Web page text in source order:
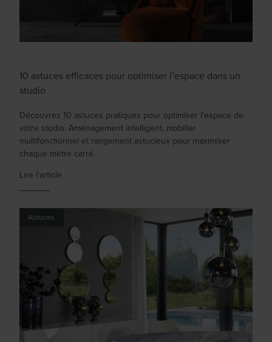
10 astuces efficaces pour optimiser l’espace dans un
studio
Découvrez 10 astuces pratiques pour optimiser l'espace de
votre studio. Aménagement intelligent, mobilier
multifonctionnel et rangement astucieux pour maximiser
chaque mètre carré.
Lire l'article
Astuces